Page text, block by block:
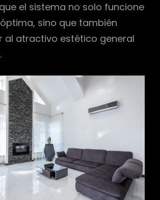
el sistema no solo funcione
sino que también
al atractivo estético general